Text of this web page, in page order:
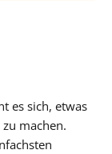
es sich, etwas
machen.